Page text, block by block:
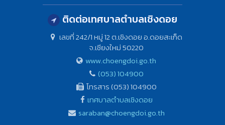
ติดต่อเทศบาลตำบลเชิงดอย
เลขที่ 242/1 หมู่ 12 ต.เชิงดอย อ.ดอยสะเก็ด
จ.เชียงใหม่ 50220
www.choengdoi.go.th
(053) 104900
โทรสาร (053) 104900
เทศบาลตำบลเชิงดอย
saraban@choengdoi.go.th